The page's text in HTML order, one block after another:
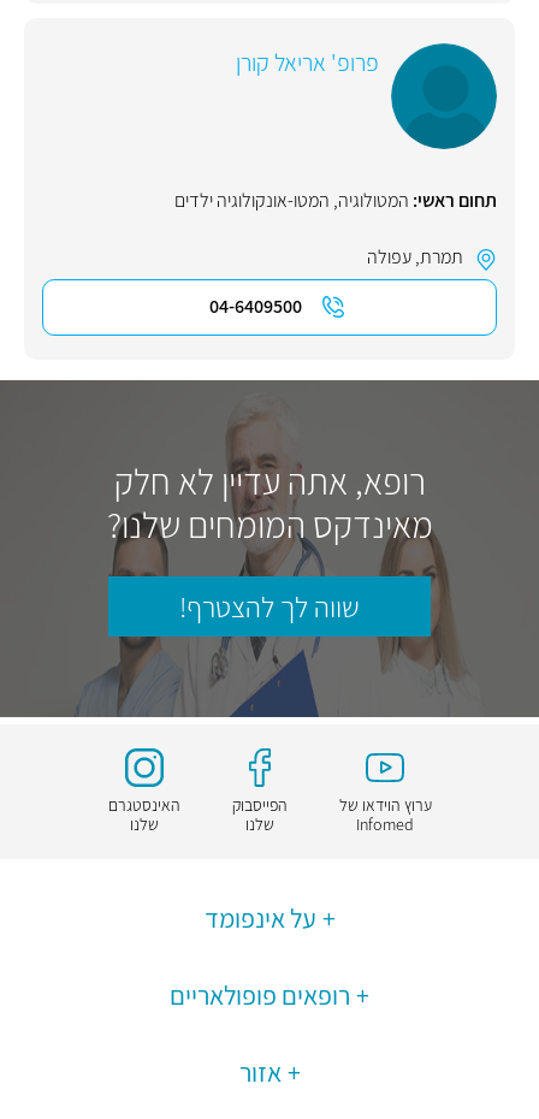
פרופ' אריאל קורן
תחום ראשי: המטולוגיה, המטו-אונקולוגיה ילדים
תמרת,עפולה
04-6409500
רופא, אתה עדיין לא חלק
מאינדקס המומחים שלנו?
שווה לך להצטרף!
ערוץ הוידאו של
Infomed
הפייסבוק
שלנו
האינסטגרם
שלנו
על אינפומד
רופאים פופולאריים
אזור